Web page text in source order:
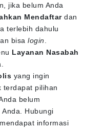
jika belum Anda
Mendaftardan
terlebih dahulu
bisa login
Layanan Nasabah
yang ingin
terdapat pilihan
belum
Hubungi
informasi